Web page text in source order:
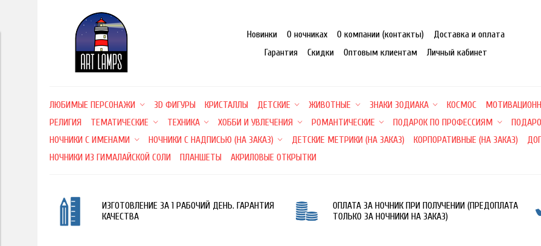
Новинки О ночниках О компании (контакты)
Доставка и оплата
Гарантия
Скидки Оптовым клиентам Личный кабинет
ЛЮБИМЫЕ ПЕРСОНАЖИ 3D ФИГУРЫ КРИСТАЛЛЫ ДЕТСКИЕ ЖИВОТНЫЕ ЗНАКИ ЗОДИАКА КОСМОС
РЕЛИГИЯ
ТЕМАТИЧЕСКИЕ ТЕХНИКА ХОББИ И УВЛЕЧЕНИЯ РОМАНТИЧЕСКИЕ ПОДАРОК ПО ПРОФЕССИЯМ
НОЧНИКИ С ИМЕНАМИ
НОЧНИКИ С НАДПИСЬЮ (НА ЗАКАЗ) ДЕТСКИЕ МЕТРИКИ (НА ЗАКАЗ) КОРПОРАТИВНЫЕ (НА ЗАКАЗ)
НОЧНИКИ ИЗ ГИМАЛАЙСКОЙ СОЛИ
ПЛАНШЕТЫ АКРИЛОВЫЕ ОТКРЫТКИ
ИЗГОТОВЛЕНИЕ ЗА 1 РАБОЧИЙ ДЕНЬ. ГАРАНТИЯ
КАЧЕСТВА
ОПЛАТА ЗА НОЧНИК ПРИ ПОЛУЧЕНИИ (ПРЕДОПЛАТА
ТОЛЬКО ЗА НОЧНИКИ НА ЗАКАЗ)